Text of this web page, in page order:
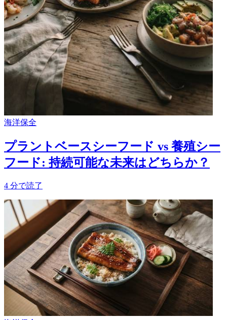
海洋保全
プラントベースシーフード vs 養殖シー
フード: 持続可能な未来はどちらか？
4 分で読了